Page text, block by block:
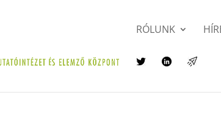
RÓLUNK